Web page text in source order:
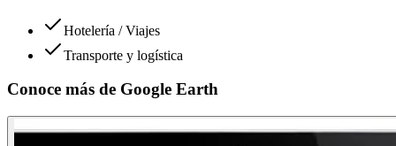
Hotelería / Viajes
Transporte y logística
Conoce más de Google Earth